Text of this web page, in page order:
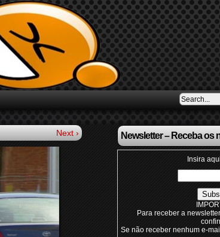
Next › Newsletter – Receba os
Insira
Para receber a
Se não receber nenhum e-